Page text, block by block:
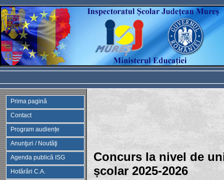
Prima pagină
Contact
Program audiențe
Anunţuri / Noutăţi
Agenda publică ISG
Hotărâri C.A.
Concurs la nivel de
școlar 2025-2026